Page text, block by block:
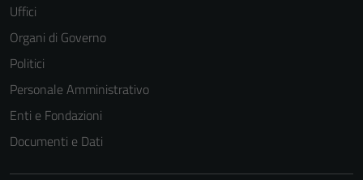
Uffici
Organi di Governo
Politici
Personale Amministrativo
Enti e Fondazioni
Documenti e Dati